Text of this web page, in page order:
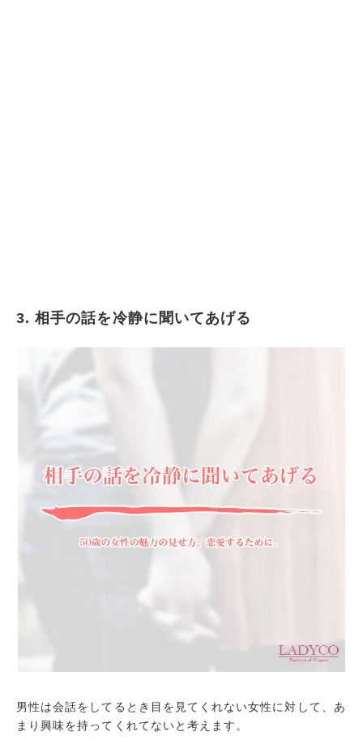
3. 相手の話を冷静に聞いてあげる
男性は会話をしてるとき目を見てくれない女性に対して、あ
まり興味を持ってくれてないと考えます。